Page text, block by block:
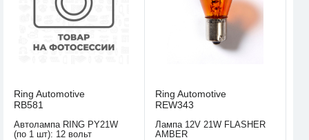
Ring Automotive
RB581
Автолампа RING PY21W
(по 1 шт): 12 вольт
Ring Automotive
REW343
Лампа 12V 21W FLASHER
AMBER